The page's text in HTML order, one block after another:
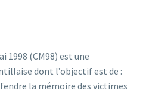
1998 (CM98) est une
dont l’objectif est de :
la mémoire des victimes